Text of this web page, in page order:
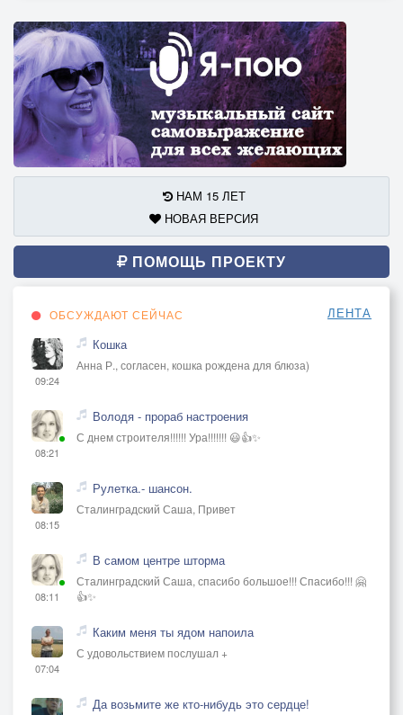
НАМ 15 ЛЕТ
НОВАЯ ВЕРСИЯ
ПОМОЩЬ ПРОЕКТУ
ОБСУЖДАЮТ СЕЙЧАС ЛЕНТА
09:24
Кошка
Анна Р., согласен, кошка рождена для блюза)
08:21
Володя - прораб настроения
С днем строителя!!!!!! Ура!!!!!!! 😃👍✨
08:15
Рулетка.- шансон.
Сталинградский Саша, Привет
08:11
В самом центре шторма
Сталинградский Саша, спасибо большое!!! Спасибо!!! 🤗
👍✨
07:04
Каким меня ты ядом напоила
С удовольствием послушал +
Да возьмите же кто-нибудь это сердце!